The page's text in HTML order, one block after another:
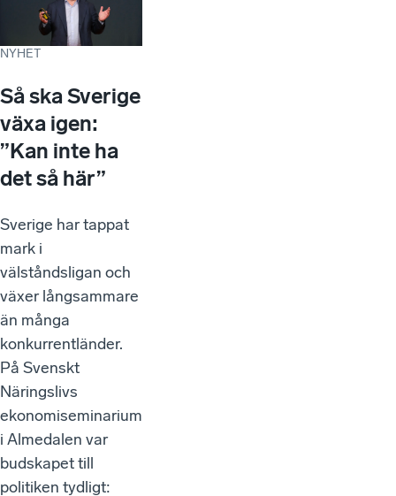
NYHET
Så ska Sverige
växa igen:
”Kan inte ha
det så här”
Sverige har tappat
mark i
välståndsligan och
växer långsammare
än många
konkurrentländer.
På Svenskt
Näringslivs
ekonomiseminarium
i Almedalen var
budskapet till
politiken tydligt: